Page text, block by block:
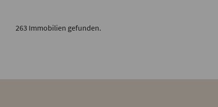
263 Immobilien gefunden.